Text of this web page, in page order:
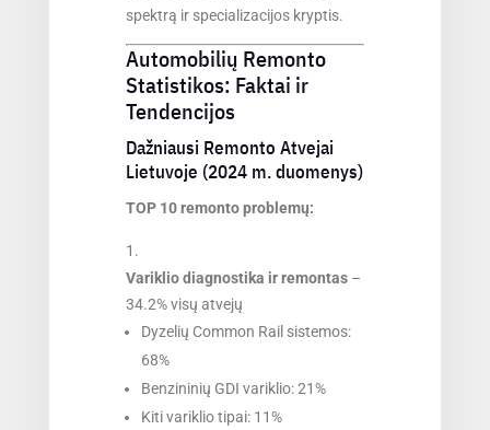
spektrą ir specializacijos kryptis.
Automobilių Remonto
Statistikos: Faktai ir
Tendencijos
Dažniausi Remonto Atvejai
Lietuvoje (2024 m. duomenys)
TOP 10 remonto problemų:
Variklio diagnostika ir remontas–
34.2% visų atvejų
Dyzelių Common Rail sistemos:
68%
Benzininių GDI variklio: 21%
Kiti variklio tipai: 11%